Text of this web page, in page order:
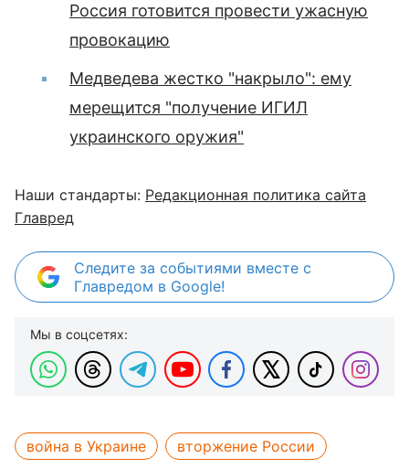
Россия готовится провести ужасную
провокацию
Медведева жестко "накрыло": ему
мерещится "получение ИГИЛ
украинского оружия"
Наши стандарты: Редакционная политика сайта
Главред
Следите за событиями вместе с
Главредом в Google!
Мы в соцсетях:
война в Украине
вторжение России